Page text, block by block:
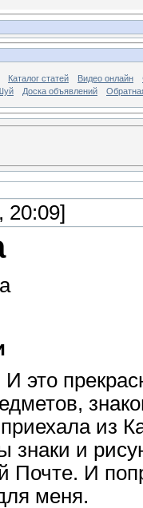
Каталог статей Видео онлайн
Доска объявлений
20:09]
это
из
знаки и
Почте. И
меня.